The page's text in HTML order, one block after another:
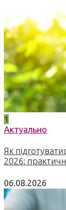
1
Актуально
Як
2026:
06.08.2026